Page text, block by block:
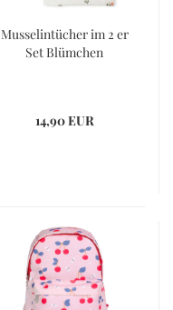
Musselintücher im 2 er
Set Blümchen
14,90 EUR